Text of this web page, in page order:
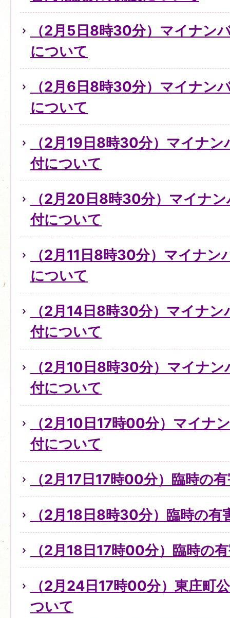
（2月5日8時30分）マイナン
について
（2月6日8時30分）マイナン
について
（2月19日8時30分）マイナ
付について
（2月20日8時30分）マイナ
付について
（2月11日8時30分）マイナン
について
（2月14日8時30分）マイナ
付について
（2月10日8時30分）マイナ
付について
（2月10日17時00分）マイナ
付について
（2月17日17時00分）臨時の
（2月18日8時30分）臨時の
（2月18日17時00分）臨時の
（2月24日17時00分）東庄町
ついて